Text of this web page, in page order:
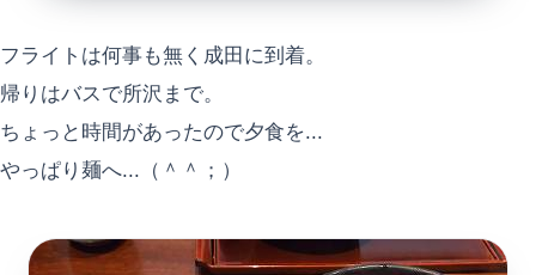
フライトは何事も無く成田に到着。
帰りはバスで所沢まで。
ちょっと時間があったので夕食を...
やっぱり麺へ...（＾＾；）